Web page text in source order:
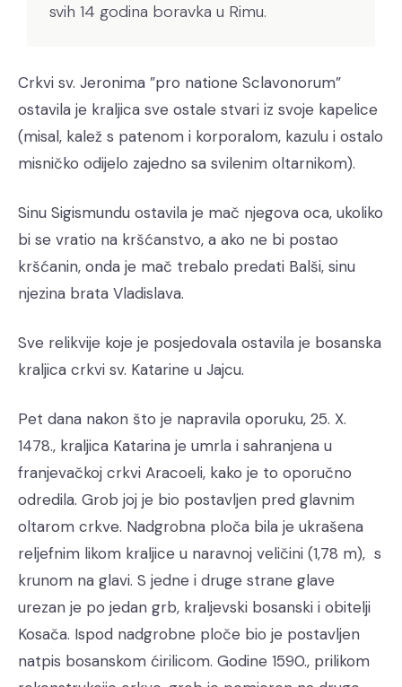
svih 14 godina boravka u Rimu.
Crkvi sv. Jeronima ”pro natione Sclavonorum”
ostavila je kraljica sve ostale stvari iz svoje kapelice
(misal, kalež s patenom i korporalom, kazulu i ostalo
misničko odijelo zajedno sa svilenim oltarnikom).
Sinu Sigismundu ostavila je mač njegova oca, ukoliko
bi se vratio na kršćanstvo, a ako ne bi postao
kršćanin, onda je mač trebalo predati Balši, sinu
njezina brata Vladislava.
Sve relikvije koje je posjedovala ostavila je bosanska
kraljica crkvi sv. Katarine u Jajcu.
Pet dana nakon što je napravila oporuku, 25. X.
1478., kraljica Katarina je umrla i sahranjena u
franjevačkoj crkvi Aracoeli, kako je to oporučno
odredila. Grob joj je bio postavljen pred glavnim
oltarom crkve. Nadgrobna ploča bila je ukrašena
reljefnim likom kraljice u naravnoj veličini (1,78 m), s
krunom na glavi. S jedne i druge strane glave
urezan je po jedan grb, kraljevski bosanski i obitelji
Kosača. Ispod nadgrobne ploče bio je postavljen
natpis bosanskom ćirilicom. Godine 1590., prilikom